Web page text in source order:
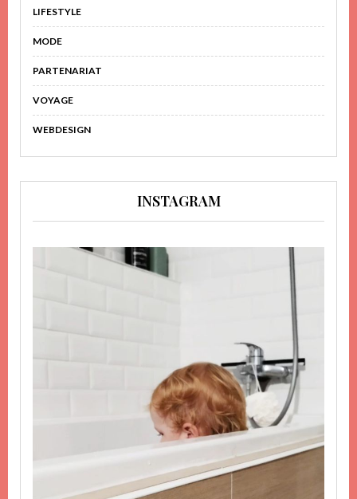
LIFESTYLE
MODE
PARTENARIAT
VOYAGE
WEBDESIGN
INSTAGRAM